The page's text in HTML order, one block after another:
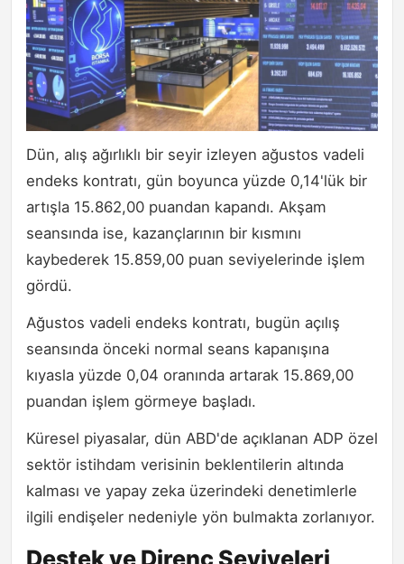
Dün, alış ağırlıklı bir seyir izleyen ağustos vadeli
endeks kontratı, gün boyunca yüzde 0,14'lük bir
artışla 15.862,00 puandan kapandı. Akşam
seansında ise, kazançlarının bir kısmını
kaybederek 15.859,00 puan seviyelerinde işlem
gördü.
Ağustos vadeli endeks kontratı, bugün açılış
seansında önceki normal seans kapanışına
kıyasla yüzde 0,04 oranında artarak 15.869,00
puandan işlem görmeye başladı.
Küresel piyasalar, dün ABD'de açıklanan ADP özel
sektör istihdam verisinin beklentilerin altında
kalması ve yapay zeka üzerindeki denetimlerle
ilgili endişeler nedeniyle yön bulmakta zorlanıyor.